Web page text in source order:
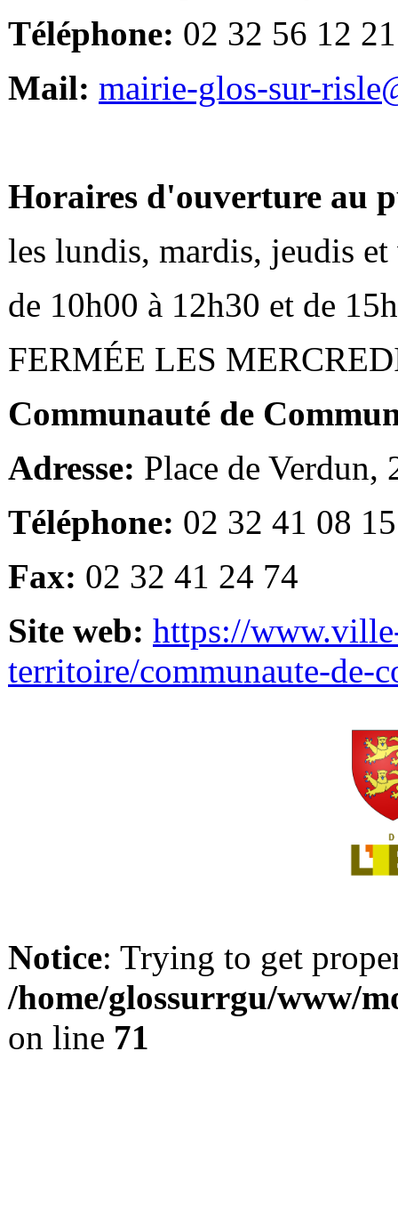
Téléphone: 02 32 56 12 21
Mail: mairie-glos-sur-
Horaires d'ouverture au
les lundis, mardis, jeudis et
de 10h00 à 12h30 et de
FERMÉE LES
Communauté de
Adresse: Place de Verdun,
Téléphone: 02 32 41 08 15
Fax: 02 32 41 24 74
Site web: https://
territoire/communaute-de-
Notice: Trying to get
/home/glossurrgu/www/
on line 71